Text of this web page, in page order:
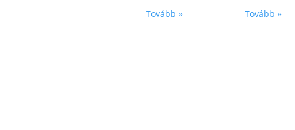
Tovább » Tovább »